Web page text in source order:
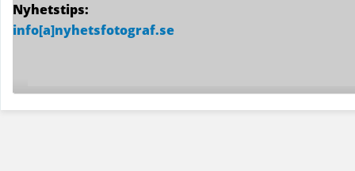
Nyhetstips:
info[a]nyhetsfotograf.se